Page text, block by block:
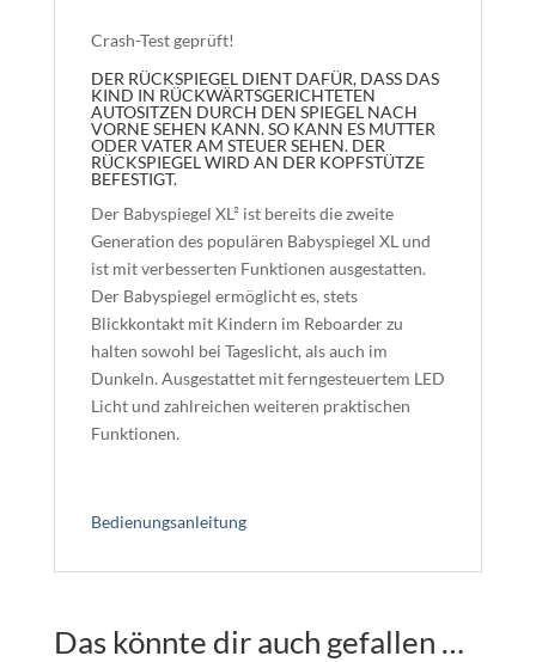
Crash-Test geprüft!
DER RÜCKSPIEGEL DIENT DAFÜR, DASS DAS
KIND IN RÜCKWÄRTSGERICHTETEN
AUTOSITZEN DURCH DEN SPIEGEL NACH
VORNE SEHEN KANN. SO KANN ES MUTTER
ODER VATER AM STEUER SEHEN. DER
RÜCKSPIEGEL WIRD AN DER KOPFSTÜTZE
BEFESTIGT.
Der Babyspiegel XL² ist bereits die zweite
Generation des populären Babyspiegel XL und
ist mit verbesserten Funktionen ausgestatten.
Der Babyspiegel ermöglicht es, stets
Blickkontakt mit Kindern im Reboarder zu
halten sowohl bei Tageslicht, als auch im
Dunkeln. Ausgestattet mit ferngesteuertem LED
Licht und zahlreichen weiteren praktischen
Funktionen.
Bedienungsanleitung
Das könnte dir auch gefallen …